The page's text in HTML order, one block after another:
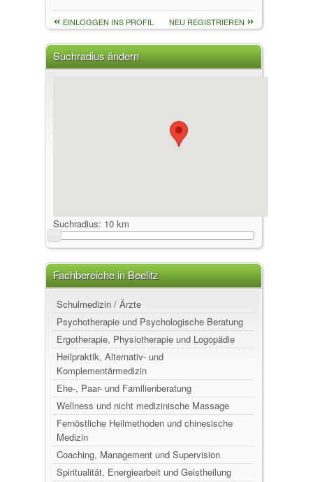
EINLOGGEN INS PROFIL NEU REGISTRIEREN
Suchradius ändern
Suchradius: 10 km
Fachbereiche in Beelitz
Schulmedizin / Ärzte
Psychotherapie und Psychologische Beratung
Ergotherapie, Physiotherapie und Logopädie
Heilpraktik, Alternativ- und
Komplementärmedizin
Ehe-, Paar- und Familienberatung
Wellness und nicht medizinische Massage
Fernöstliche Heilmethoden und chinesische
Medizin
Coaching, Management und Supervision
Spiritualität, Energiearbeit und Geistheilung